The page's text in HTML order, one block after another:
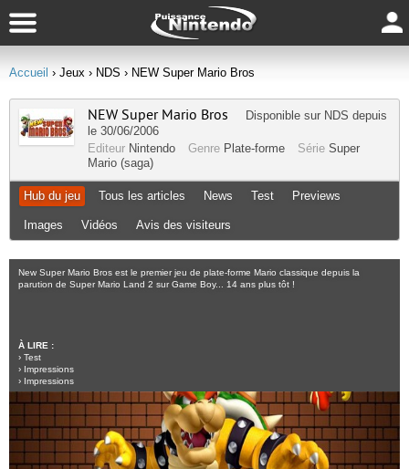
Accueil › Jeux › NDS › NEW Super Mario Bros
NEW Super Mario Bros Disponible sur NDS depuis
le 30/06/2006
Editeur Nintendo Genre Plate-forme Série Super
Mario (saga)
Hub du jeu Tous les articles News Test Previews
Images Vidéos Avis des visiteurs
New Super Mario Bros est le premier jeu de plate-forme Mario classique depuis la
parution de Super Mario Land 2 sur Game Boy... 14 ans plus tôt !
À LIRE :
› Test
› Impressions
› Impressions